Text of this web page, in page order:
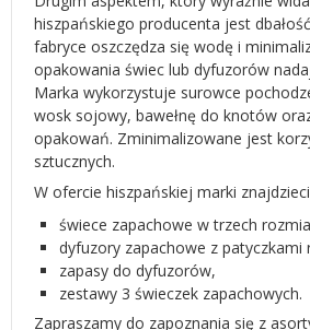
hiszpańskiego producenta jest
fabryce oszczędza się wodę i
opakowania świec lub dyfuzorów
Marka wykorzystuje surowce
wosk sojowy, bawełnę do knotów
opakowań. Zminimalizowane jest
sztucznych.
W ofercie hiszpańskiej marki
świece zapachowe w trzech
dyfuzory zapachowe z patyczkami
zapasy do dyfuzorów,
zestawy 3 świeczek zapachowych.
Zapraszamy do zapoznania się z